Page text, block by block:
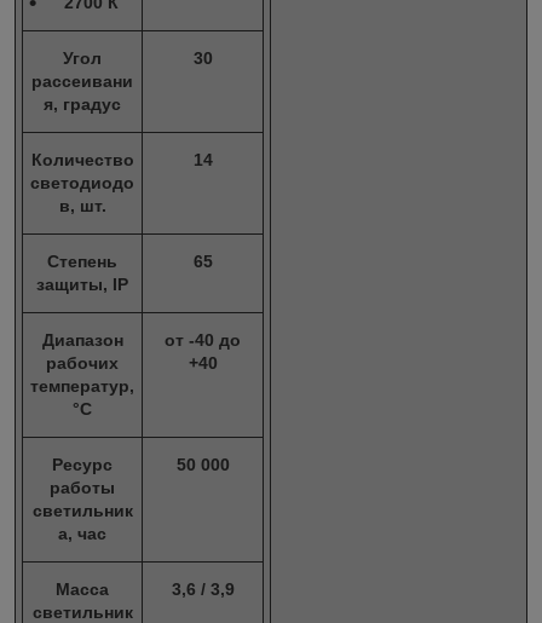
Угол
рассеивани
я, градус
30
Количество
светодиодо
в, шт.
14
Степень
защиты, IP
65
Диапазон
рабочих
температур,
°С
от -40 до
+40
Ресурс
работы
светильник
а, час
50 000
Масса
светильник
3,6 / 3,9